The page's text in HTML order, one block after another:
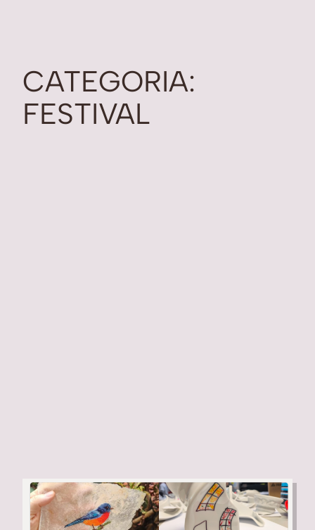
CATEGORIA:
FESTIVAL